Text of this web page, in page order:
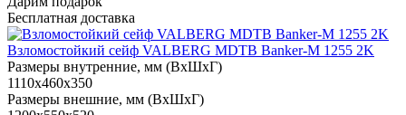
Бесплатная доставка
Взломостойкий сейф VALBERG MDTB Banker-M 1255 2K
Размеры внутренние, мм (ВхШхГ)
1110x460x350
Размеры внешние, мм (ВхШхГ)